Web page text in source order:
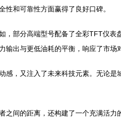
和可靠性方面赢得了良好口碑。
部分高端型号配备了全彩TFT仪表
出与更低油耗的平衡，响应了市场
，又注入了未来科技元素。无论是
间的距离，还构建了一个充满活